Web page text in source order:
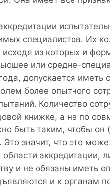
специалистов. Их
из которых и
или средне-
допускается
более опытного
Количество
книжке, а не по
быть таким, чтобы он
Это значит, что это
аккредитации,
и не обязаны иметь
и к органам